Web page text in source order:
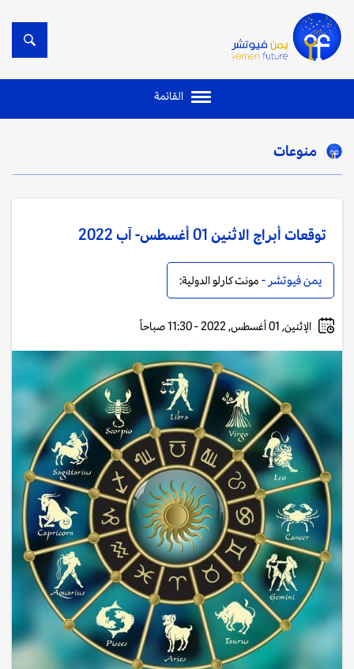
القائمة
منوعات
توقعات أبراج الاثنين 01 أغسطس- آب 2022
يمن فيوتشر - مونت كارلو الدولية:
الإثنين, 01 أغسطس, 2022 - 11:30 صباحاً